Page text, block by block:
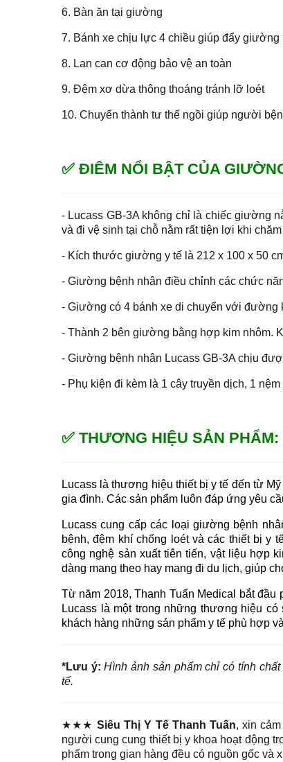
6. Bàn ăn tại giường
7. Bánh xe chịu lực 4 chiều giúp đẩy giường
8. Lan can cơ động bảo vệ an toàn
9. Đệm xơ dừa thông thoáng tránh lỡ loét
10. Chuyển thành tư thế ngồi giúp người
✅ ĐIÊM NỔI BẬT CỦA
- Lucass GB-3A không chỉ là chiếc giường
và đi vệ sinh tại chỗ nằm rất tiện lợi khi
- Kích thước giường y tế là 212 x 100 x 50
- Giường bệnh nhân điều chỉnh các chức
- Giường có 4 bánh xe di chuyển với đường
- Thành 2 bên giường bằng hợp kim nhôm.
- Giường bệnh nhân Lucass GB-3A chịu
- Phụ kiện đi kèm là 1 cây truyền dịch, 1
✅ THƯƠNG HIỆU SẢN PHẨM:
Lucass là thương hiệu thiết bị y tế đến từ
gia đình. Các sản phẩm luôn đáp ứng yêu
Lucass cung cấp các loại giường bệnh
bệnh, đệm khí chống loét và các thiết bị y
công nghệ sản xuất tiên tiến, vật liệu hợp
dàng mang theo hay mang đi du lịch, giúp
Từ năm 2018, Thanh Tuấn Medical bắt
Lucass là một trong những thương hiệu
khách hàng những sản phẩm y tế phù hợp
*Lưu ý: Hình ảnh sản phẩm chỉ có tính
tế.
★★★ Siêu Thị Y Tế Thanh Tuấn, xin
người cung cung thiết bị y khoa hoạt động
phẩm trong gian hàng đều có nguồn gốc và